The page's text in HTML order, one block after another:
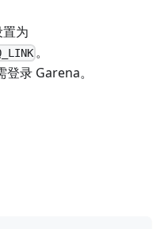
为
。
录 Garena。